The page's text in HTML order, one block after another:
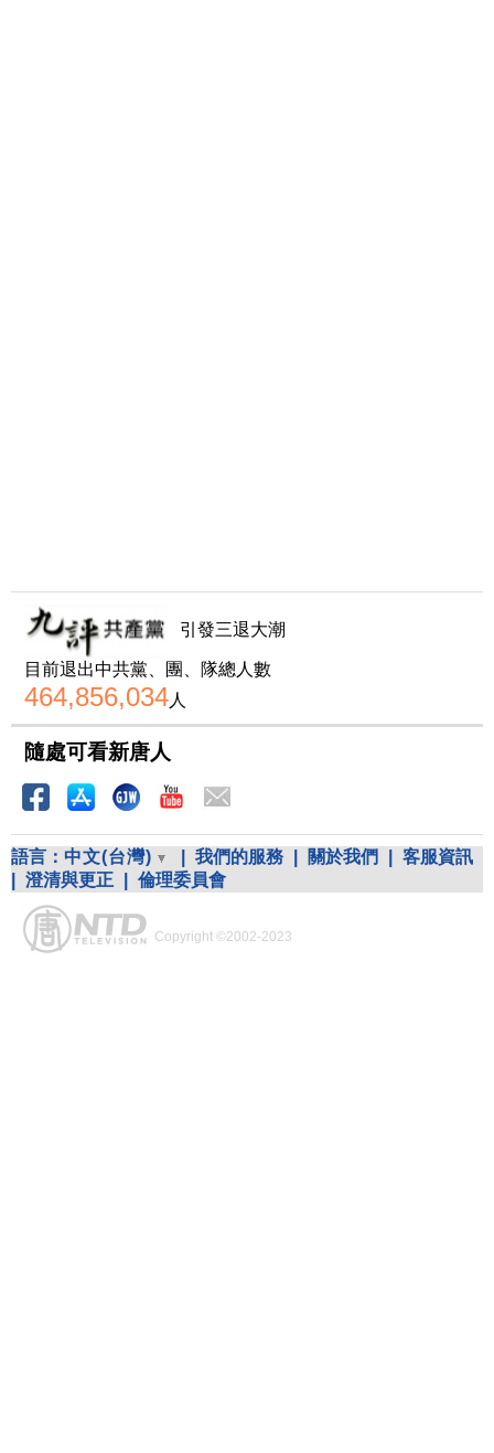
引發三退大潮
目前退出中共黨、團、隊總人數
464,856,034人
隨處可看新唐人
語言： 中文(台灣) 我們的服務 關於我們
客服資訊
澄清與更正 倫理委員會
Copyright ©2002-2023